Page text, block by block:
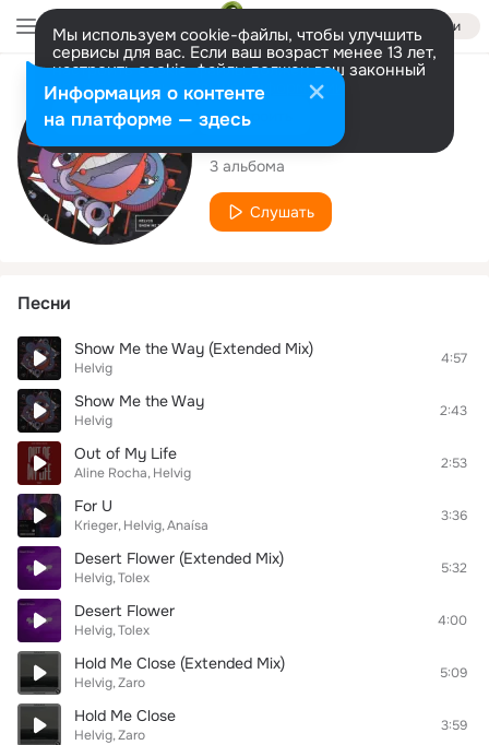
Войти
Мы используем cookie-файлы, чтобы улучшить
сервисы для вас. Если ваш возраст менее 13 лет,
настроить cookie-файлы должен ваш законный
представитель. Больше информации
Разрешить все Настроить
Исполнитель
Helvig
3 альбома
Слушать
Песни
Show Me the Way (Extended Mix)
Helvig
4:57
Show Me the Way
Helvig
2:43
Out of My Life
Aline Rocha Helvig
2:53
For U
Krieger Helvig Anaísa
3:36
Desert Flower (Extended Mix)
Helvig Tolex
5:32
Desert Flower
Helvig Tolex
4:00
Hold Me Close (Extended Mix)
Helvig Zaro
5:09
Hold Me Close
Helvig Zaro
3:59
Информация о контенте
на платформе — здесь